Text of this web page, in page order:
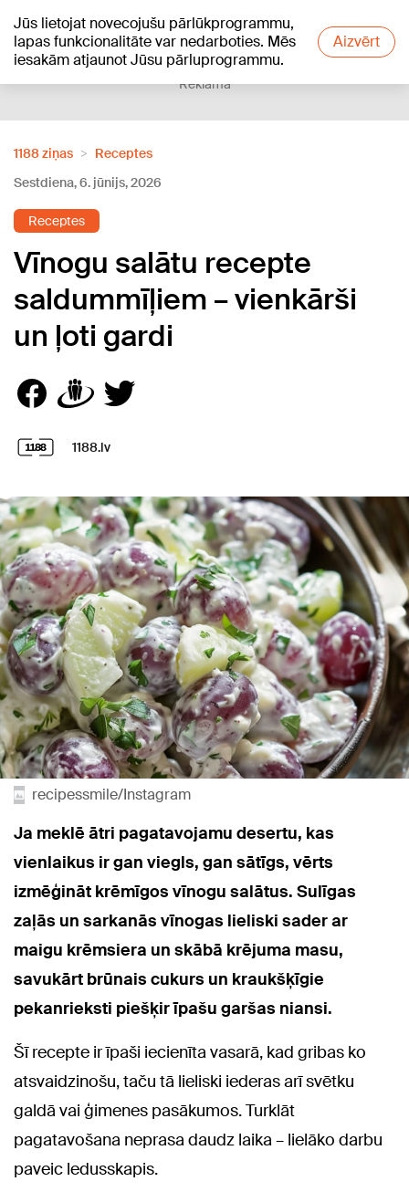
Jūs lietojat novecojušu pārlūkprogrammu,
lapas funkcionalitāte var nedarboties. Mēs
iesakām atjaunot Jūsu pārluprogrammu.
Aizvērt
+21°C
Reklāma
1188 ziņas
Receptes
Sestdiena, 6. jūnijs, 2026
Receptes
Vīnogu salātu recepte
saldummīļiem – vienkārši
un ļoti gardi
1188.lv
recipessmile/Instagram
Ja meklē ātri pagatavojamu desertu, kas
vienlaikus ir gan viegls, gan sātīgs, vērts
izmēģināt krēmīgos vīnogu salātus. Sulīgas
zaļās un sarkanās vīnogas lieliski sader ar
maigu krēmsiera un skābā krējuma masu,
savukārt brūnais cukurs un kraukšķīgie
pekanrieksti piešķir īpašu garšas niansi.
Šī recepte ir īpaši iecienīta vasarā, kad gribas ko
atsvaidzinošu, taču tā lieliski iederas arī svētku
galdā vai ģimenes pasākumos. Turklāt
pagatavošana neprasa daudz laika – lielāko darbu
paveic ledusskapis.